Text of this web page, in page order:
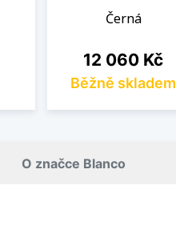
Černá
Cena
12 060 Kč
Běžně skladem
O značce Blanco